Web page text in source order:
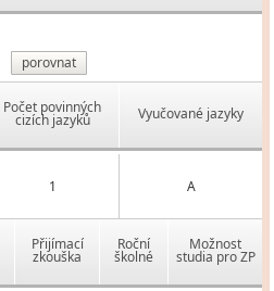
porovnat
Počet povinných
cizích jazyků Vyučované jazyky
1 A
Přijímací
zkouška
Roční
školné
Možnost
studia pro ZP